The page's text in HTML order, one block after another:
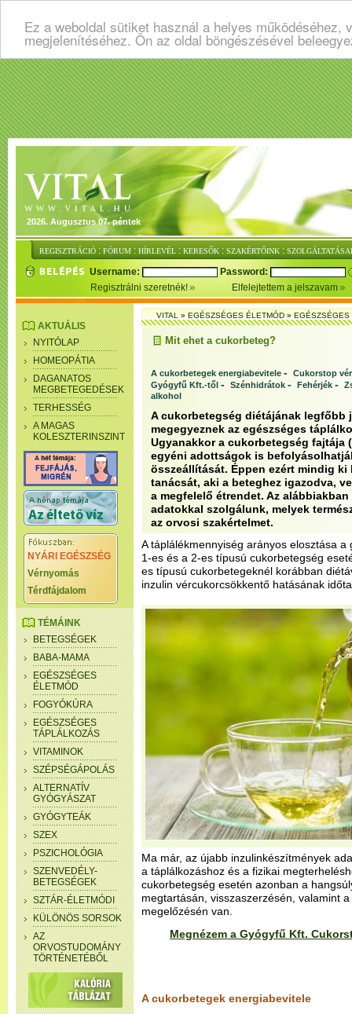
Ez a weboldal sütiket használ a helyes
megjelenítéséhez. Ön az oldal böngészésével
2026. Augusztus 07. péntek
REGISZTRÁCIÓ : FÓRUM : HÍRLEVÉL : KERESŐK : SZAKÉRTŐINK :
Username:
Password:
Regisztrálni szeretnék!
Elfelejtettem a jelszavam
AKTUÁLIS
NYITÓLAP
HOMEOPÁTIA
DAGANATOS
MEGBETEGEDÉSEK
TERHESSÉG
A MAGAS
KOLESZTERINSZINT
NYÁRI EGÉSZSÉG
Vérnyomás
Térdfájdalom
TÉMÁINK
BETEGSÉGEK
BABA-MAMA
EGÉSZSÉGES
ÉLETMÓD
FOGYÓKÚRA
EGÉSZSÉGES
TÁPLÁLKOZÁS
VITAMINOK
SZÉPSÉGÁPOLÁS
ALTERNATÍV
GYÓGYÁSZAT
GYÓGYTEÁK
SZEX
PSZICHOLÓGIA
SZENVEDÉLY-
BETEGSÉGEK
SZTÁR-ÉLETMÓDI
KÜLÖNÖS SORSOK
AZ
ORVOSTUDOMÁNY
TÖRTÉNETÉBŐL
VITAL»EGÉSZSÉGES ÉLETMÓD»
Mit ehet a cukorbeteg?
A cukorbetegek energiabevitele - Cukorstop
Gyógyfű Kft.-től - Szénhidrátok - Fehérjék -
alkohol
A cukorbetegség diétájának legfőbb
megegyeznek az egészséges
Ugyanakkor a cukorbetegség fajtája
egyéni adottságok is
összeállítását. Éppen ezért mindig ki
tanácsát, aki a beteghez igazodva,
a megfelelő étrendet. Az
adatokkal szolgálunk, melyek
az orvosi szakértelmet.
A táplálékmennyiség arányos elosztása
1-es és a 2-es típusú cukorbetegség
es típusú cukorbetegeknél korábban
inzulin vércukorcsökkentő hatásának
Ma már, az újabb inzulinkészítmények
a táplálkozáshoz és a fizikai
cukorbetegség esetén azonban a
megtartásán, visszaszerzésén, valamint
megelőzésén van.
Megnézem a Gyógyfű Kft.
A cukorbetegek energiabevitele